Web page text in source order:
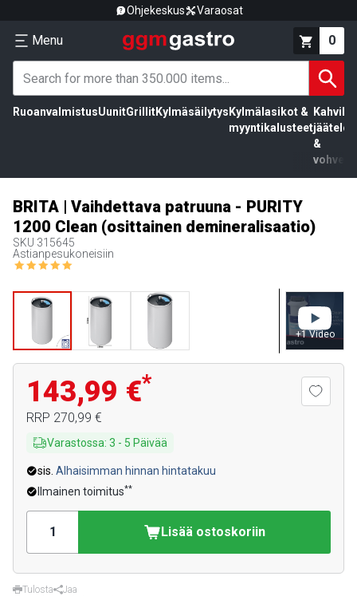
Ohjekeskus Varaosat
Menu 0
RuoanvalmistusUunitGrillitKylmäsäilytys Kylmälasikot &
myyntikalusteet
Kahvila,
jäätelö
&
vohvelit
BRITA | Vaihdettava patruuna - PURITY
1200 Clean (osittainen demineralisaatio)
SKU 315645
Astianpesukoneisiin
+1 Video
143,99 €*
RRP 270,99 €
Varastossa: 3 - 5 Päivää
sis. Alhaisimman hinnan hintatakuu
Ilmainen toimitus**
Lisää ostoskoriin
Tulosta
Jaa